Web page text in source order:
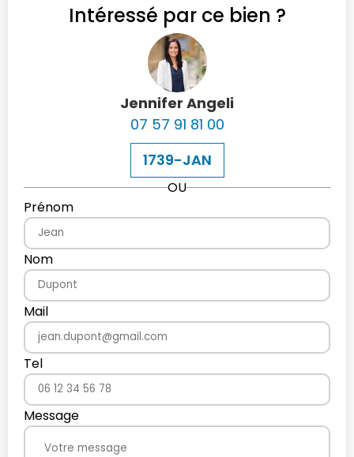
Intéressé par ce bien ?
Jennifer Angeli
07 57 91 81 00
1739-JAN
OU
Prénom
Nom
Mail
Tel
Message